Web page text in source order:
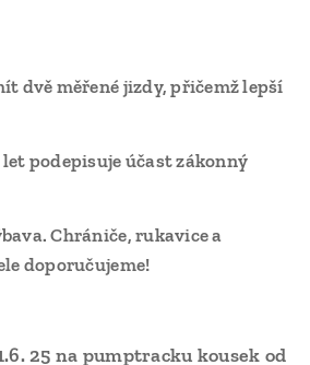
dvě měřené jizdy, přičemž lepší
podepisuje účast zákonný
Chrániče, rukavice a
doporučujeme!
25 na pumptracku kousek od